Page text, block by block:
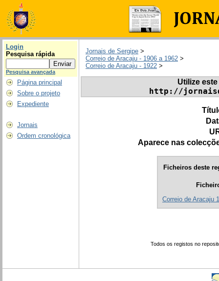
Login
Pesquisa rápida
Pesquisa avançada
Página principal
Sobre o projeto
Expediente
Jornais
Ordem cronológica
Jornais de Sergipe >
Correio de Aracaju - 1906 a 1962 >
Correio de Aracaju - 1922 >
Utilize
http://
Aparece nas
Ficheiros deste
Correio de Aracaju
Todos os registos no